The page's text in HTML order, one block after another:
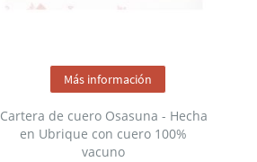
Cartera de cuero Osasuna - Hecha
en Ubrique con cuero 100%
vacuno
Más información